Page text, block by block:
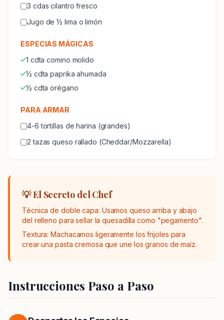
3 cdas cilantro fresco
Jugo de ½ lima o limón
ESPECIAS MÁGICAS
1 cdta comino molido
½ cdta paprika ahumada
½ cdta orégano
PARA ARMAR
4-6 tortillas de harina (grandes)
2 tazas queso rallado (Cheddar/Mozzarella)
💡 El Secreto del Chef
Técnica de doble capa: Usamos queso arriba y abajo
del relleno para sellar la quesadilla como "pegamento".
Textura: Machacamos ligeramente los frijoles para
crear una pasta cremosa que une los granos de maíz.
Instrucciones Paso a Paso